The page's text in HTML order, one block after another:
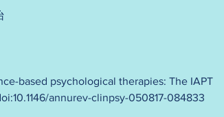
based psychological therapies: The IAPT
annurev-clinpsy-050817-084833